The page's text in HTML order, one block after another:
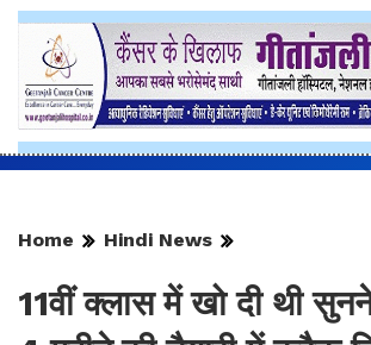
Home Hindi News
11वीं क्लास में खो दी थी